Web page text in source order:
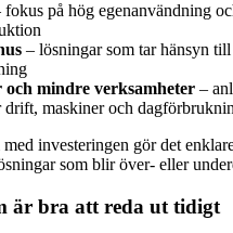
fokus på hög egenanvändning
– lösningar som tar hänsyn till
och mindre verksamheter –
drift, maskiner och
investeringen gör det
som blir över- eller
är bra att reda ut tidigt